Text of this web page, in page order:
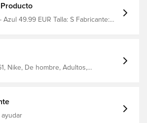
EUR Talla: S Fabricante:
Nike, De hombre, Adultos,
ayudar